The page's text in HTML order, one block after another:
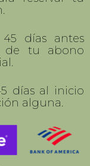
días al inicio